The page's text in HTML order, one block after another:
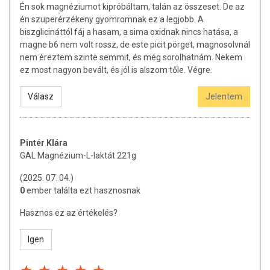
Az étrend-kiegészítők az érvényben levő európai uniós szabályozás
szerint élelmiszereknek minősülnek, amelyek a hagyományos étrend
kiegészítését szolgálják, és koncentrált formában tartalmaznak
tápanyagokat. Bár az étrend-kiegészítők kedvező élettani
hatással rendelkezhetnek, amely egyénenként eltérő lehet, jelölésük,
megjelenítésük, és reklámozásuk során nem engedélyezett a
készítményeknek betegséget megelőző vagy gyógyító
nem az orvosi kezelés helyettesítésére alkalmas! Betegség esetén
használatát beszélje meg kezelőorvosával. Az ajánlott napi
fogyasztási mennyiséget ne lépje túl! Ne szedje a készítményt, ha az
elzárva tartandó!
Én sok magnéziumot kipróbáltam, talán az összeset. De az
én szuperérzékeny gyomromnak ez a legjobb. A
biszglicináttól fáj a hasam, a sima oxidnak nincs hatása, a
magne b6 nem volt rossz, de este picit pörget, magnosolvnál
nem éreztem szinte semmit, és még sorolhatnám. Nekem
ez most nagyon bevált, és jól is alszom tőle. Végre.
Válasz Jelentem
Pintér Klára
GAL Magnézium-L-laktát 221g
(2025. 07. 04.)
0ember találta ezt hasznosnak
Hasznos ez az értékelés?
Igen